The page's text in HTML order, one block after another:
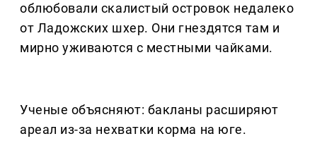
облюбовали скалистый островок недалеко
от Ладожских шхер. Они гнездятся там и
мирно уживаются с местными чайками.
Ученые объясняют: бакланы расширяют
ареал из-за нехватки корма на юге.